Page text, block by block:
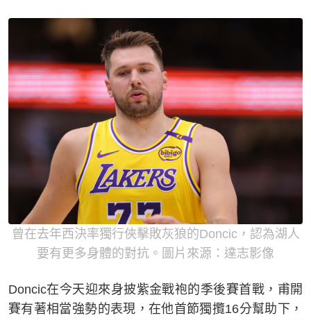
曾在去年西決率獨行俠擊敗灰狼的Doncic，認為湖人
要有更多身體的對抗。圖片來源：達志影像
Doncic在今天迎來身披紫金戰袍的季後賽首戰，甫開
賽有著相當強勢的表現，在他首節獨攬16分幫助下，